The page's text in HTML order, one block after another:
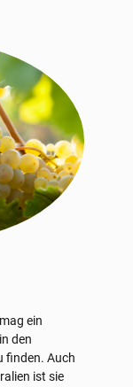
ein
den
finden. Auch
ist sie